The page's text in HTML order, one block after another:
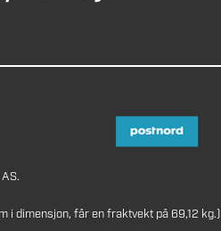
i dimensjon, får en fraktvekt på 69,12 kg.)